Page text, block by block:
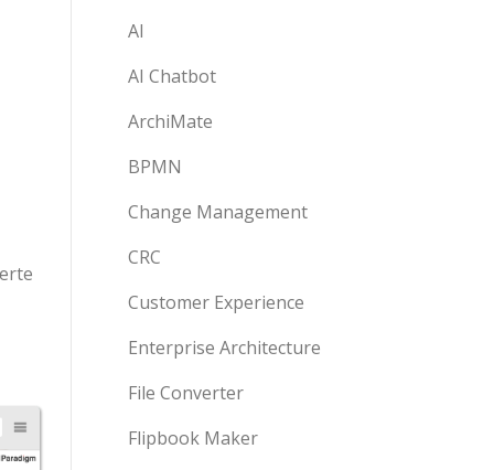
AI
AI Chatbot
ArchiMate
BPMN
Change Management
CRC
Customer Experience
Enterprise Architecture
File Converter
Flipbook Maker